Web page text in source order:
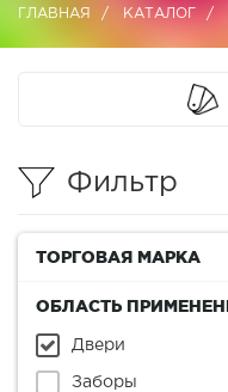
ГЛАВНАЯ КАТАЛОГ
Фильтр
ТОРГОВАЯ МАРКА
ОБЛАСТЬ
Двери
Заборы